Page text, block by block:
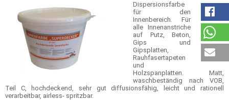
Dispersionsfarbe
für den
Innenbereich. Für
alle Innenanstriche
auf Putz, Beton,
Gips und
Gipsplatten,
Rauhfasertapeten
und
Holzspanplatten. Matt,
waschbeständig nach VOB,
Teil C, hochdeckend, sehr gut diffusionsfähig, leicht und rationell
verarbeitbar, airless- spritzbar.